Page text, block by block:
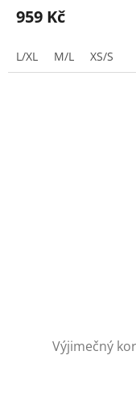
959 Kč
L/XL M/L XS/S
Výjimečný